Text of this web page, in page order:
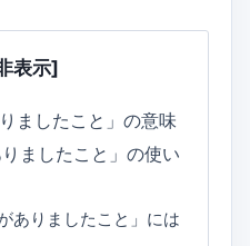
表示]
ましたこと」の意味
りましたこと」の使い
ありましたこと」には